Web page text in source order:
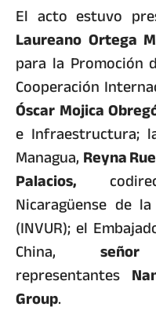
El acto estuvo
Laureano Ortega
para la Promoción
Cooperación
Óscar Mojica
e Infraestructura;
Managua,Reyna
Palacios,
Nicaragüense de
(INVUR); el
China,
representantes
Group.